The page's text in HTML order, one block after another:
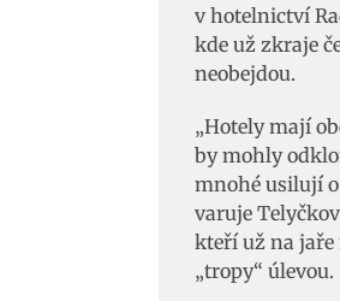
v hotelnictví
kde už zkraje
neobejdou.
„Hotely mají
by mohly
mnohé usilují
varuje
kteří už na jaře
„tropy“ úlevou.